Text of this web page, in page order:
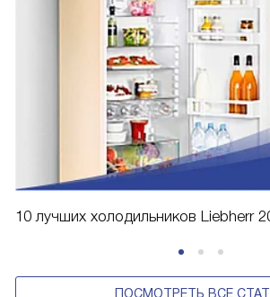
10 лучших холодильников Liebherr
ПОСМОТРЕТЬ ВСЕ